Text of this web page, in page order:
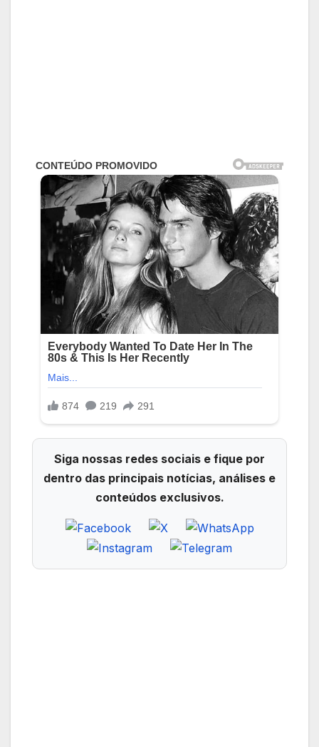
Siga nossas redes sociais e fique por
dentro das principais notícias, análises e
conteúdos exclusivos.